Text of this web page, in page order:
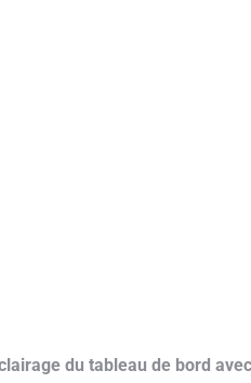
du tableau de bord